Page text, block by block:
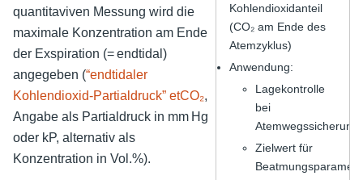
Kohlendioxidanteil
(CO₂ am Ende des
Atemzyklus)
Anwendung:
Lagekontrolle
bei
Atemwegssicherung
Zielwert für
quantitaviven Messung wird die
maximale Konzentration am Ende
der Exspiration (= endtidal)
angegeben (“endtidaler
Kohlendioxid-Partialdruck” etCO₂,
Angabe als Partialdruck in mm Hg
oder kP, alternativ als
Konzentration in Vol.%).